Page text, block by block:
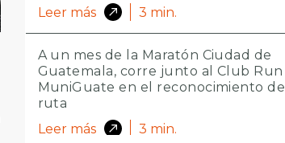
Leer más
3 min.
A un mes de la Maratón Ciudad de
Guatemala, corre junto al Club Run
MuniGuate en el reconocimiento de
ruta
Leer más
3 min.